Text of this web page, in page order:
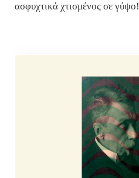
ασφυχτικά χτισμένος σε γύψο!